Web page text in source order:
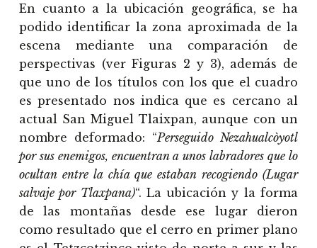
En cuanto a la ubicación geográfica, se ha
podido identificar la zona aproximada de la
escena mediante una comparación de
perspectivas (ver Figuras 2 y 3), además de
que uno de los títulos con los que el cuadro
es presentado nos indica que es cercano al
actual San Miguel Tlaixpan, aunque con un
nombre deformado: “Perseguido Nezahualcòyotl
por sus enemigos, encuentran a unos labradores que lo
ocultan entre la chía que estaban recogiendo (Lugar
salvaje por Tlaxpana)“. La ubicación y la forma
de las montañas desde ese lugar dieron
como resultado que el cerro en primer plano